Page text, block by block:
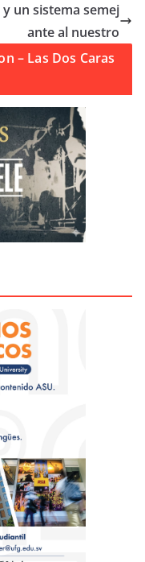
un sistema semej
ante al nuestro
– Las Dos Caras